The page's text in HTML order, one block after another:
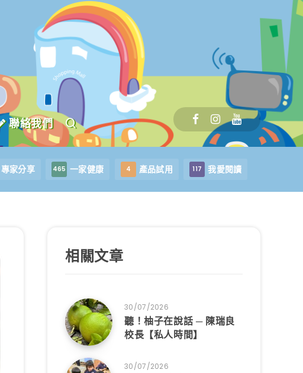
聯絡我們
專家分享 465 一家健康 4 產品試用 117 我愛閱讀
相關文章
30/07/2026
聽！柚子在說話 ─ 陳瑞良
校長【私人時間】
30/07/2026